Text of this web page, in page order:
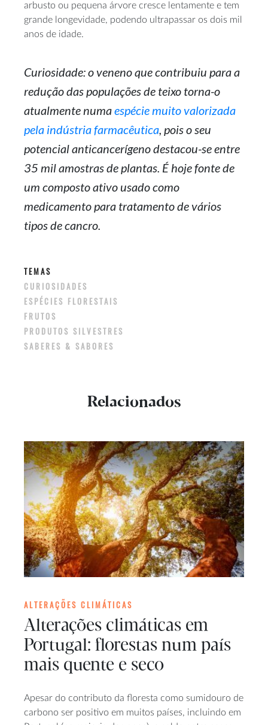
arbusto ou pequena árvore cresce lentamente e tem
grande longevidade, podendo ultrapassar os dois mil
anos de idade.
Curiosidade: o veneno que contribuiu para a
redução das populações de teixo torna-o
atualmente numaespécie muito valorizada
pela indústria farmacêutica, pois o seu
potencial anticancerígeno destacou-se entre
35 mil amostras de plantas. É hoje fonte de
um composto ativo usado como
medicamento para tratamento de vários
tipos de cancro.
TEMAS
CURIOSIDADES
ESPÉCIES FLORESTAIS
FRUTOS
PRODUTOS SILVESTRES
SABERES & SABORES
Relacionados
ALTERAÇÕES CLIMÁTICAS
Alterações climáticas em
Portugal: florestas num país
mais quente e seco
Apesar do contributo da floresta como sumidouro de
carbono ser positivo em muitos países, incluindo em